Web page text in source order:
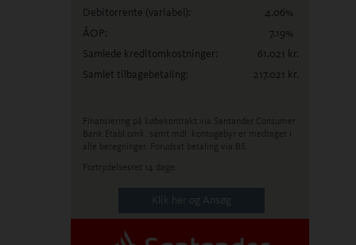
Debitorrente (variabel): 4.06%
ÅOP:
7.19%
Samlede kreditomkostninger:
61.021 kr.
Samlet tilbagebetaling:
217.021 kr.
Finansiering på købekontrakt via Santander Consumer
Bank.
Etabl.omk. samt mdl. kontogebyr er medtaget i
alle beregninger. Forudsat betaling via BS.
Fortrydelsesret 14 dage.
Klik her og Ansøg